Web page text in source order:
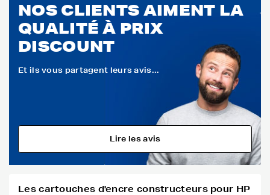
NOS CLIENTS AIMENT LA
QUALITÉ À PRIX
DISCOUNT
Et ils vous partagent leurs avis...
Lire les avis
Les cartouches d'encre constructeurs pour HP